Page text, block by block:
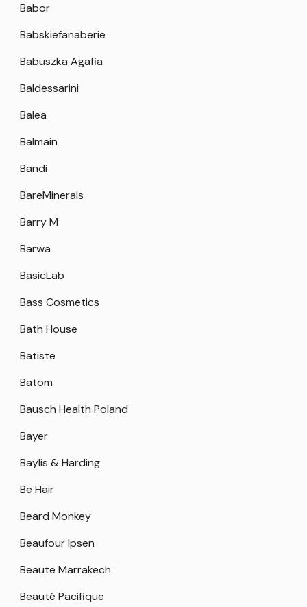
Babor
Babskiefanaberie
Babuszka Agafia
Baldessarini
Balea
Balmain
Bandi
BareMinerals
Barry M
Barwa
BasicLab
Bass Cosmetics
Bath House
Batiste
Batom
Bausch Health Poland
Bayer
Baylis & Harding
Be Hair
Beard Monkey
Beaufour Ipsen
Beaute Marrakech
Beauté Pacifique